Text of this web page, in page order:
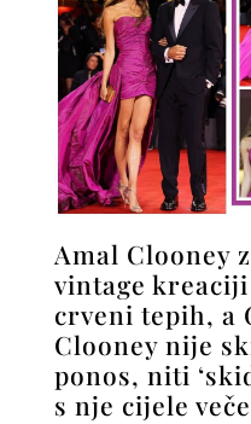
Amal Clooney
vintage
crveni tepih, a
Clooney nije
ponos, niti
s nje cijele